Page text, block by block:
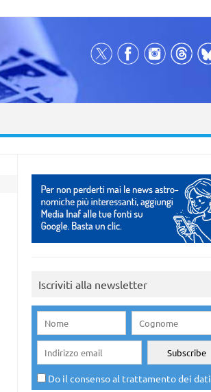
Iscriviti alla newsletter
Do il consenso al trattamento dei dati